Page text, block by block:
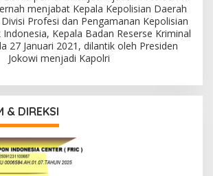
menjabat Kepala Kepolisian Daerah
Profesi dan Pengamanan Kepolisian
Indonesia, Kepala Badan Reserse Kriminal
27 Januari 2021, dilantik oleh Presiden
Jokowi menjadi Kapolri
& DIREKSI